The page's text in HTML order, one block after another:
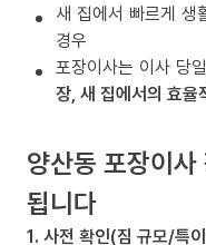
새 집에서 빠르게 생
경우
포장이사는 이사 당
장, 새 집에서의 효율
양산동 포장이
됩니다
1. 사전 확인(짐 규모/특